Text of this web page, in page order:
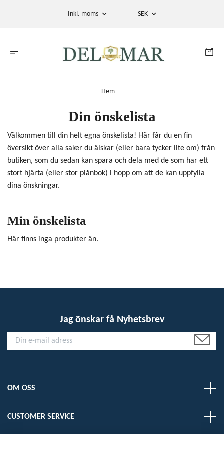
Inkl. moms SEK
Hem
Din önskelista
Välkommen till din helt egna önskelista! Här får du en fin
översikt över alla saker du älskar (eller bara tycker lite om) från
butiken, som du sedan kan spara och dela med de som har ett
stort hjärta (eller stor plånbok) i hopp om att de kan uppfylla
dina önskningar.
Min önskelista
Här finns inga produkter än.
Jag önskar få Nyhetsbrev
OM OSS
CUSTOMER SERVICE